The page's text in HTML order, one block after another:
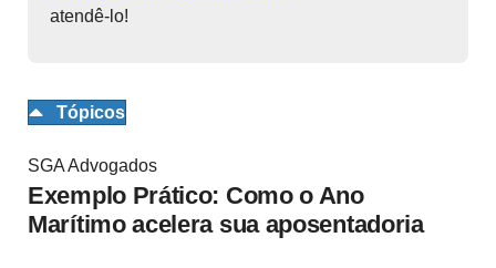
atendê-lo!
Tópicos
SGA Advogados
Exemplo Prático: Como o Ano
Marítimo acelera sua aposentadoria